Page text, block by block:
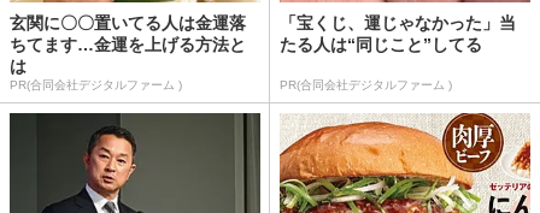
玄関に〇〇置いてる人は金運落
ちてます…金運を上げる方法と
は
PR(合同会社デジタルファーム )
「宝くじ、運じゃなかった」当
たる人は“同じこと”してる
PR(合同会社デジタルファーム )